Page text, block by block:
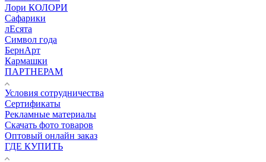
Лори КОЛОРИ
Сафарики
лЕсята
Символ года
БернАрт
Кармашки
ПАРТНЕРАМ
Условия сотрудничества
Сертификаты
Рекламные материалы
Скачать фото товаров
Оптовый онлайн заказ
ГДЕ КУПИТЬ